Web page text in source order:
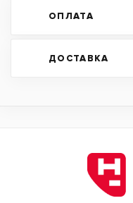
ОПЛАТА
ДОСТАВКА